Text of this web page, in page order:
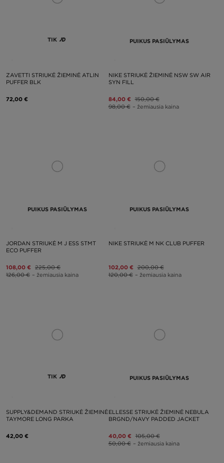
TIK
ZAVETTI STRIUKĖ ŽIEMINĖ ATLIN
PUFFER BLK
72,00 €
PUIKUS PASIŪLYMAS
NIKE STRIUKĖ ŽIEMINĖ NSW SW AIR
SYN FILL
84,00 € 150,00 €
98,00 € – žemiausia kaina
PUIKUS PASIŪLYMAS
JORDAN STRIUKĖ M J ESS STMT
ECO PUFFER
108,00 € 225,00 €
126,00 € – žemiausia kaina
PUIKUS PASIŪLYMAS
NIKE STRIUKĖ M NK CLUB PUFFER
102,00 € 200,00 €
120,00 € – žemiausia kaina
TIK
SUPPLY&DEMAND STRIUKĖ ŽIEMINĖ
TAYMORE LONG PARKA
42,00 €
PUIKUS PASIŪLYMAS
ELLESSE STRIUKĖ ŽIEMINĖ NEBULA
BRGND/NAVY PADDED JACKET
40,00 € 105,00 €
50,00 € – žemiausia kaina